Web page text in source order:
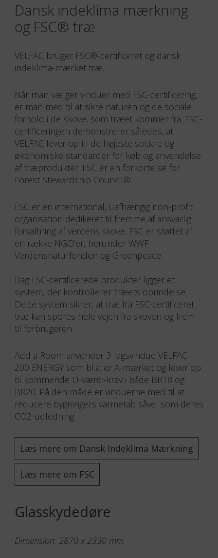
Dansk indeklima mærkning
og FSC® træ
VELFAC bruger FSC®-certificeret og dansk
indeklima-mærket træ.
Når man vælger vinduer med FSC-certificering,
er man med til at sikre naturen og de sociale
forhold i de skove, som træet kommer fra. FSC-
certificeringen demonstrerer således, at
VELFAC lever op til de højeste sociale og
økonomiske standarder for køb og anvendelse
af træprodukter. FSC er en forkortelse for
Forest Stewardship Council®.
FSC er en international, uafhængig non-profit
organisation dedikeret til fremme af ansvarlig
forvaltning af verdens skove. FSC er støttet af
en række NGO’er, herunder WWF
Verdensnaturfonden og Greenpeace.
Bag FSC-certificerede produkter ligger et
system, der kontrollerer træets oprindelse.
Dette system sikrer, at træ fra FSC-certificeret
træ kan spores hele vejen fra skoven og frem
til forbrugeren.
Add a Room anvender 3-lagsvindue VELFAC
200 ENERGY som bl.a. er A-mærket og lever op
til kommende U-værdi-krav i både BR18 og
BR20. På den måde er vinduerne med til at
reducere bygningers varmetab såvel som deres
CO2-udledning
Læs mere om Dansk Indeklima Mærkning
Læs mere om FSC
Glasskydedøre
Dimension: 2870 x 2330 mm